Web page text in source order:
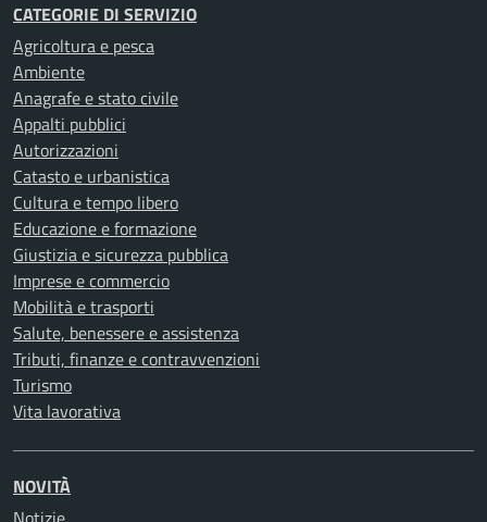
CATEGORIE DI SERVIZIO
Agricoltura e pesca
Ambiente
Anagrafe e stato civile
Appalti pubblici
Autorizzazioni
Catasto e urbanistica
Cultura e tempo libero
Educazione e formazione
Giustizia e sicurezza pubblica
Imprese e commercio
Mobilità e trasporti
Salute, benessere e assistenza
Tributi, finanze e contravvenzioni
Turismo
Vita lavorativa
NOVITÀ